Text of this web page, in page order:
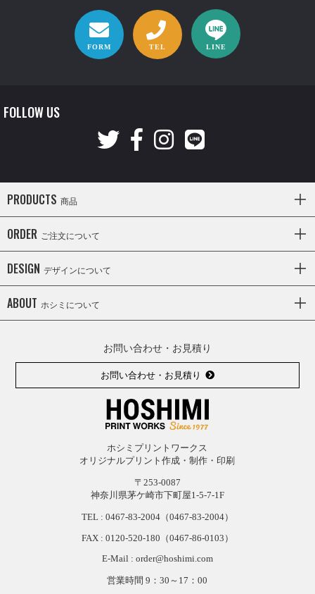
FORM TEL LINE
FOLLOW US
PRODUCTS 商品
ORDER ご注文について
DESIGN デザインについて
ABOUT ホシミについて
お問い合わせ・お見積り
お問い合わせ・お見積り
ホシミプリントワークス
オリジナルプリント作成・制作・印刷
〒253-0087
神奈川県茅ケ崎市下町屋1-5-7-1F
TEL : 0467-83-2004（0467-83-2004）
FAX : 0120-520-180（0467-86-0103）
E-Mail : order@hoshimi.com
営業時間 9：30～17：00